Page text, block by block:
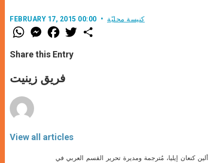
FEBRUARY 17, 2015 00:00 كنيسة محليّة
W
h
t
s
p
p
M
e
s
e
g
e
F
a
e
b
o
k
w
Share this Entry
فريق زينيت
View all articles
ألين كنعان إيليا، مُترجمة ومديرة تحرير القسم العربي في